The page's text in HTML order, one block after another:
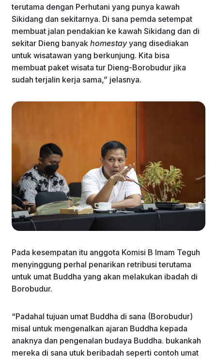
terutama dengan Perhutani yang punya kawah
Sikidang dan sekitarnya. Di sana pemda setempat
membuat jalan pendakian ke kawah Sikidang dan di
sekitar Dieng banyak homestayyang disediakan
untuk wisatawan yang berkunjung. Kita bisa
membuat paket wisata tur Dieng-Borobudur jika
sudah terjalin kerja sama,” jelasnya.
Pada kesempatan itu anggota Komisi B Imam Teguh
menyinggung perhal penarikan retribusi terutama
untuk umat Buddha yang akan melakukan ibadah di
Borobudur.
“Padahal tujuan umat Buddha di sana (Borobudur)
misal untuk mengenalkan ajaran Buddha kepada
anaknya dan pengenalan budaya Buddha. bukankah
mereka di sana utuk beribadah seperti contoh umat